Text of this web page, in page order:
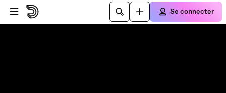
Passer au player
Passer au contenu principal
Se connecter